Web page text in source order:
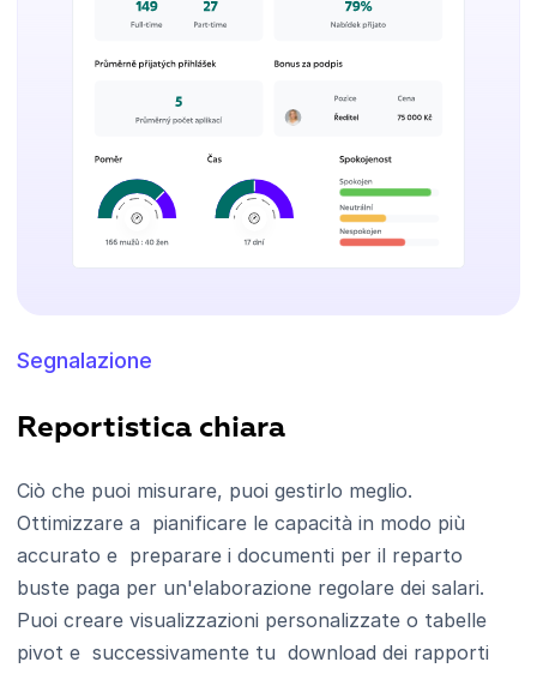
Segnalazione
Reportistica chiara
Ciò che puoi misurare, puoi gestirlo meglio.
Ottimizzare a pianificare le capacità in modo più
accurato e preparare i documenti per il reparto
buste paga per un'elaborazione regolare dei salari.
Puoi creare visualizzazioni personalizzate o tabelle
pivot e successivamente tu download dei rapporti